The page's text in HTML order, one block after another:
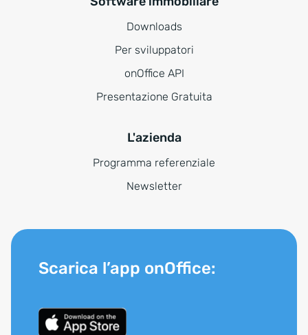
Downloads
Per sviluppatori
onOffice API
Presentazione Gratuita
L'azienda
Programma referenziale
Newsletter
Scarica l’app onOffice: